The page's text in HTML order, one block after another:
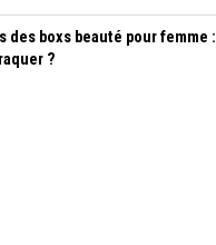
des boxs beauté pour femme :
?